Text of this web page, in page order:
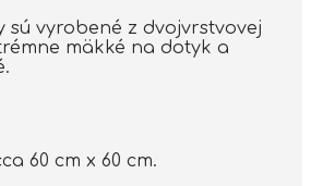
sú vyrobené z dvojvrstvovej
mäkké na dotyk a
60 cm x 60 cm.